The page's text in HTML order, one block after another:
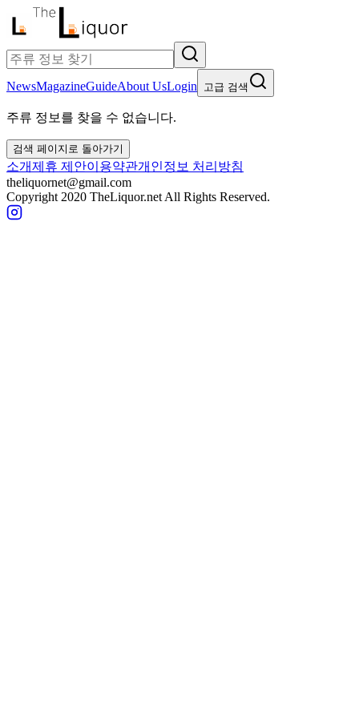
NewsMagazineGuideAbout UsLogin 고급 검색
주류 정보를 찾을 수 없습니다.
검색 페이지로 돌아가기
소개제휴 제안이용약관개인정보 처리방침
theliquornet@gmail.com
Copyright 2020 TheLiquor.net All Rights Reserved.